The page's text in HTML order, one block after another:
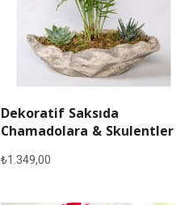
Dekoratif Saksıda
Chamadolara & Skulentler
₺1.349,00